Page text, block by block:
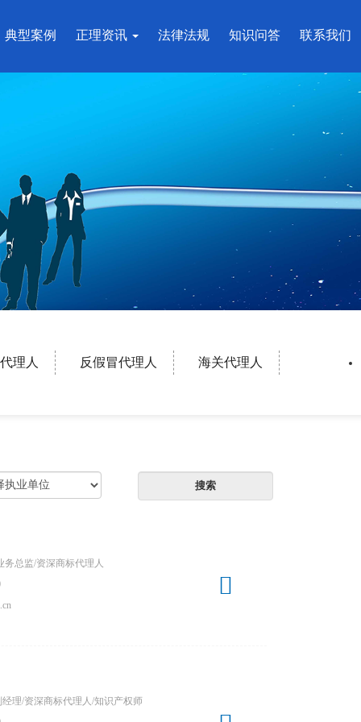
典型案例 正理资讯 法律法规 知识问答 联系我们
理人 反假冒代理人 海关代理人

务总监/资深商标代理人
经理/资深商标代理人/知识产权师